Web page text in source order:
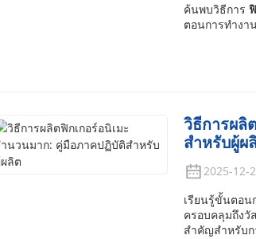
ค้นพบวิธีการ
ตอนการทำงา
วิธีการผลิ
สำหรับผู้ผ
2025-12-
เรียนรู้ขั้นตอน
ครอบคลุมถึงวั
สำคัญสำหรับ